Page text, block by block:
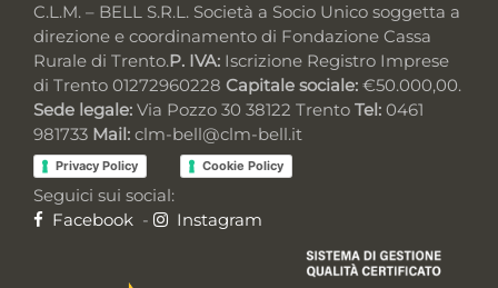
C.L.M. – BELL S.R.L. Società a Socio Unico soggetta a
direzione e coordinamento di Fondazione Cassa
Rurale di Trento.P. IVA: Iscrizione Registro Imprese
di Trento 01272960228 Capitale sociale: €50.000,00.
Sede legale: Via Pozzo 30 38122 Trento Tel: 0461
981733 Mail: clm-bell@clm-bell.it
Privacy Policy Cookie Policy
Seguici sui social:
Facebook - Instagram